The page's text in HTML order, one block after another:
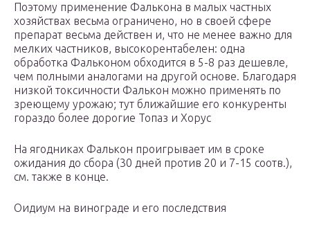
Поэтому применение Фалькона в малых частных
хозяйствах весьма ограничено, но в своей сфере
препарат весьма действен и, что не менее важно для
мелких частников, высокорентабелен: одна
обработка Фальконом обходится в 5-8 раз дешевле,
чем полными аналогами на другой основе. Благодаря
низкой токсичности Фалькон можно применять по
зреющему урожаю; тут ближайшие его конкуренты
гораздо более дорогие Топаз и Хорус
На ягодниках Фалькон проигрывает им в сроке
ожидания до сбора (30 дней против 20 и 7-15 соотв.),
см. также в конце.
Оидиум на винограде и его последствия